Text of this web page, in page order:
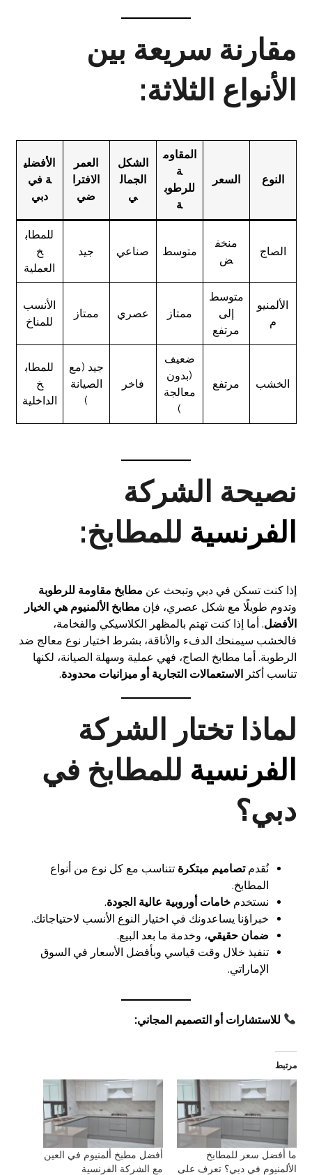
مقارنة سريعة بين
الأنواع الثلاثة:
النوع السعر
المقاوم
ة
للرطوب
ة
الشكل
الجمال
ي
العمر
الافترا
ضي
الأفضلي
ة في
دبي
الصاج
منخف
ض
متوسط صناعي جيد
للمطاب
خ
العملية
الألمنيو
م
متوسط
إلى
مرتفع
ممتاز عصري ممتاز
الأنسب
للمناخ
الخشب مرتفع
ضعيف
(بدون
معالجة
)
فاخر
جيد (مع
الصيانة
)
للمطاب
خ
الداخلية
نصيحة الشركة
الفرنسية للمطابخ:
إذا كنت تسكن في دبي وتبحث عن مطابخ مقاومة للرطوبة
وتدوم طويلًا مع شكل عصري، فإن مطابخ الألمنيوم هي الخيار
الأفضل. أما إذا كنت تهتم بالمظهر الكلاسيكي والفخامة،
فالخشب سيمنحك الدفء والأناقة، بشرط اختيار نوع معالج ضد
الرطوبة. أما مطابخ الصاج، فهي عملية وسهلة الصيانة، لكنها
تناسب أكثرالاستعمالات التجارية أو ميزانيات محدودة.
لماذا تختار الشركة
الفرنسية للمطابخ في
دبي؟
نُقدمتصاميم مبتكرة تتناسب مع كل نوع من أنواع
المطابخ.
نستخدمخامات أوروبية عالية الجودة.
خبراؤنا يساعدونك في اختيار النوع الأنسب لاحتياجاتك.
ضمان حقيقي، وخدمة ما بعد البيع.
تنفيذ خلال وقت قياسي وبأفضل الأسعار في السوق
الإماراتي.
للاستشارات أو التصميم المجاني:
مرتبط
ما أفضل سعر للمطابخ
الألمنيوم في دبي؟ تعرف على
أفضل مطبخ ألمنيوم في العين
مع الشركة الفرنسية